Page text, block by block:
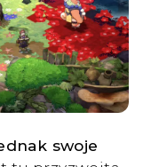
swoje